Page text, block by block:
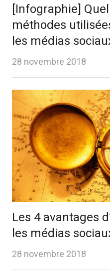
[Infographie]
méthodes
les médias
28 novembre 2018
Les 4 avantages
les médias
28 novembre 2018